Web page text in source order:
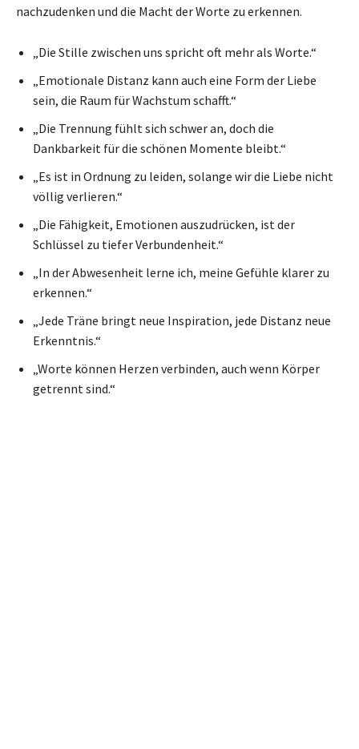
nachzudenken und die Macht der Worte zu erkennen.
„Die Stille zwischen uns spricht oft mehr als Worte.“
„Emotionale Distanz kann auch eine Form der Liebe
sein, die Raum für Wachstum schafft.“
„Die Trennung fühlt sich schwer an, doch die
Dankbarkeit für die schönen Momente bleibt.“
„Es ist in Ordnung zu leiden, solange wir die Liebe nicht
völlig verlieren.“
„Die Fähigkeit, Emotionen auszudrücken, ist der
Schlüssel zu tiefer Verbundenheit.“
„In der Abwesenheit lerne ich, meine Gefühle klarer zu
erkennen.“
„Jede Träne bringt neue Inspiration, jede Distanz neue
Erkenntnis.“
„Worte können Herzen verbinden, auch wenn Körper
getrennt sind.“